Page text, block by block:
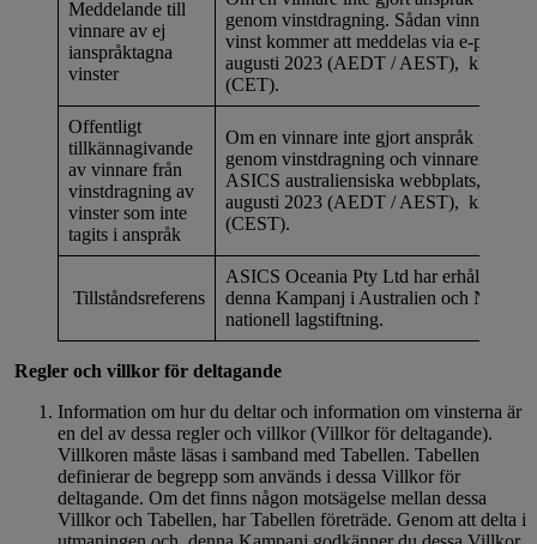
Meddelande till
vinnare av ej
ianspråktagna
vinster
genom vinstdragning. Sådan vinnare av
vinst kommer att meddelas via e-post
augusti 2023 (AEDT / AEST), kl. 15:59
(CET).
Offentligt
tillkännagivande
av vinnare från
vinstdragning av
vinster som inte
tagits i anspråk
Om en vinnare inte gjort anspråk på
genom vinstdragning och vinnaren
ASICS australiensiska webbplats,
augusti 2023 (AEDT / AEST), kl.15:59
(CEST).
Tillståndsreferens
ASICS Oceania Pty Ltd har erhållit
denna Kampanj i Australien och Nya
nationell lagstiftning.
Regler och villkor för deltagande
Information om hur du deltar och information om vinsterna är
en del av dessa regler och villkor (Villkor för deltagande).
Villkoren måste läsas i samband med Tabellen. Tabellen
definierar de begrepp som används i dessa Villkor för
deltagande. Om det finns någon motsägelse mellan dessa
Villkor och Tabellen, har Tabellen företräde. Genom att delta i